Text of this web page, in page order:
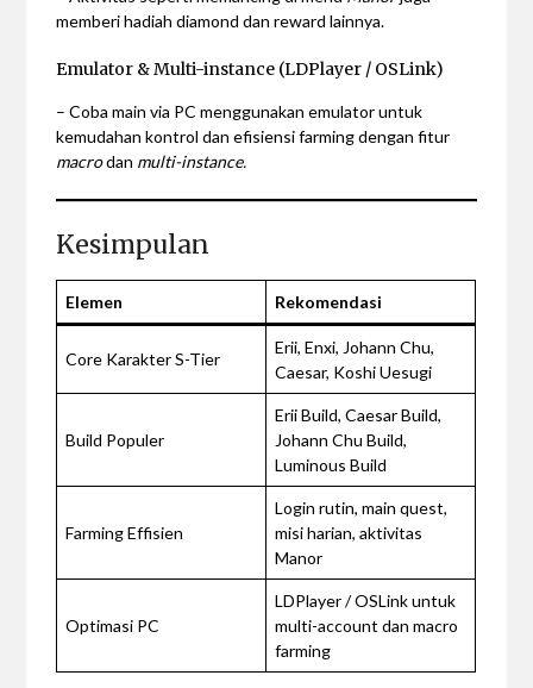
memberi hadiah diamond dan reward lainnya.
Emulator & Multi-instance (LDPlayer / OSLink)
– Coba main via PC menggunakan emulator untuk
kemudahan kontrol dan efisiensi farming dengan fitur
macrodan multi-instance.
Kesimpulan
Elemen Rekomendasi
Core Karakter S-Tier
Erii, Enxi, Johann Chu,
Caesar, Koshi Uesugi
Build Populer
Erii Build, Caesar Build,
Johann Chu Build,
Luminous Build
Farming Effisien
Login rutin, main quest,
misi harian, aktivitas
Manor
Optimasi PC
LDPlayer / OSLink untuk
multi-account dan macro
farming